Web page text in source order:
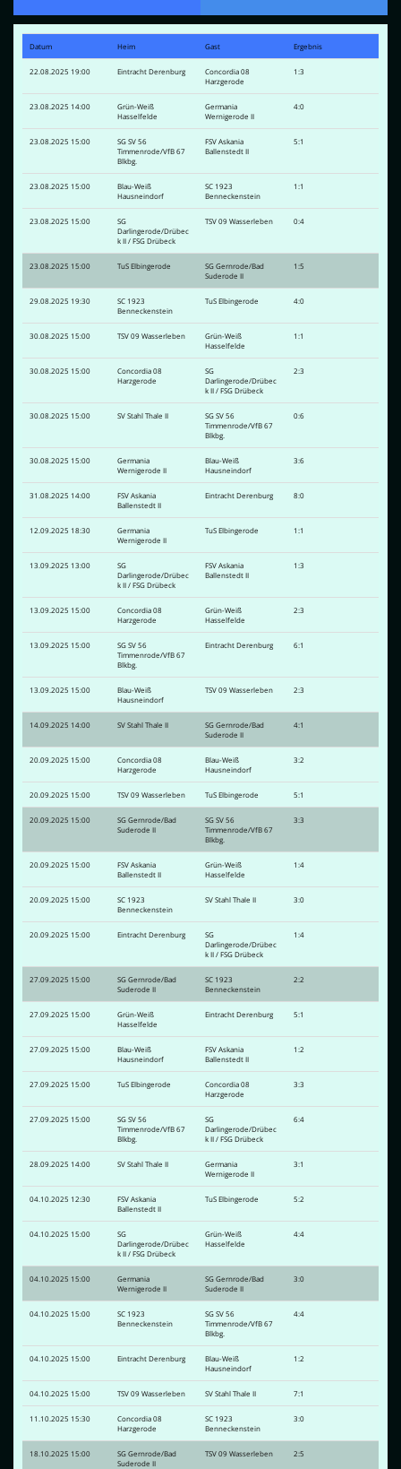
Datum Heim Gast Ergebnis
22.08.2025 19:00 Eintracht Derenburg
Concordia 08
Harzgerode
1:3
23.08.2025 14:00
Grün-Weiß
Hasselfelde
Germania
Wernigerode II
4:0
23.08.2025 15:00
SG SV 56
Timmenrode/VfB 67
Blkbg.
FSV Askania
Ballenstedt II
5:1
23.08.2025 15:00
Blau-Weiß
Hausneindorf
SC 1923
Benneckenstein
1:1
23.08.2025 15:00
SG
Darlingerode/Drübec
k II / FSG Drübeck
TSV 09 Wasserleben 0:4
23.08.2025 15:00 TuS Elbingerode
SG Gernrode/Bad
Suderode II
1:5
29.08.2025 19:30
SC 1923
Benneckenstein
TuS Elbingerode 4:0
30.08.2025 15:00 TSV 09 Wasserleben
Grün-Weiß
Hasselfelde
1:1
30.08.2025 15:00
Concordia 08
Harzgerode
SG
Darlingerode/Drübec
k II / FSG Drübeck
2:3
30.08.2025 15:00 SV Stahl Thale II
SG SV 56
Timmenrode/VfB 67
Blkbg.
0:6
30.08.2025 15:00
Germania
Wernigerode II
Blau-Weiß
Hausneindorf
3:6
31.08.2025 14:00
FSV Askania
Ballenstedt II
Eintracht Derenburg 8:0
12.09.2025 18:30
Germania
Wernigerode II
TuS Elbingerode 1:1
13.09.2025 13:00
SG
Darlingerode/Drübec
k II / FSG Drübeck
FSV Askania
Ballenstedt II
1:3
13.09.2025 15:00
Concordia 08
Harzgerode
Grün-Weiß
Hasselfelde
2:3
13.09.2025 15:00
SG SV 56
Timmenrode/VfB 67
Blkbg.
Eintracht Derenburg 6:1
13.09.2025 15:00
Blau-Weiß
Hausneindorf
TSV 09 Wasserleben 2:3
14.09.2025 14:00 SV Stahl Thale II
SG Gernrode/Bad
Suderode II
4:1
20.09.2025 15:00
Concordia 08
Harzgerode
Blau-Weiß
Hausneindorf
3:2
20.09.2025 15:00 TSV 09 Wasserleben TuS Elbingerode 5:1
20.09.2025 15:00
SG Gernrode/Bad
Suderode II
SG SV 56
Timmenrode/VfB 67
Blkbg.
3:3
20.09.2025 15:00
FSV Askania
Ballenstedt II
Grün-Weiß
Hasselfelde
1:4
20.09.2025 15:00
SC 1923
Benneckenstein
SV Stahl Thale II 3:0
20.09.2025 15:00 Eintracht Derenburg
SG
Darlingerode/Drübec
k II / FSG Drübeck
1:4
27.09.2025 15:00
SG Gernrode/Bad
Suderode II
SC 1923
Benneckenstein
2:2
27.09.2025 15:00
Grün-Weiß
Hasselfelde
Eintracht Derenburg 5:1
27.09.2025 15:00
Blau-Weiß
Hausneindorf
FSV Askania
Ballenstedt II
1:2
27.09.2025 15:00 TuS Elbingerode
Concordia 08
Harzgerode
3:3
27.09.2025 15:00
SG SV 56
Timmenrode/VfB 67
Blkbg.
SG
Darlingerode/Drübec
k II / FSG Drübeck
6:4
28.09.2025 14:00 SV Stahl Thale II
Germania
Wernigerode II
3:1
04.10.2025 12:30
FSV Askania
Ballenstedt II
TuS Elbingerode 5:2
04.10.2025 15:00
SG
Darlingerode/Drübec
k II / FSG Drübeck
Grün-Weiß
Hasselfelde
4:4
04.10.2025 15:00
Germania
Wernigerode II
SG Gernrode/Bad
Suderode II
3:0
04.10.2025 15:00
SC 1923
Benneckenstein
SG SV 56
Timmenrode/VfB 67
Blkbg.
4:4
04.10.2025 15:00 Eintracht Derenburg
Blau-Weiß
Hausneindorf
1:2
04.10.2025 15:00 TSV 09 Wasserleben SV Stahl Thale II 7:1
11.10.2025 15:30
Concordia 08
Harzgerode
SC 1923
Benneckenstein
3:0
18.10.2025 15:00
SG Gernrode/Bad
Suderode II
TSV 09 Wasserleben 2:5